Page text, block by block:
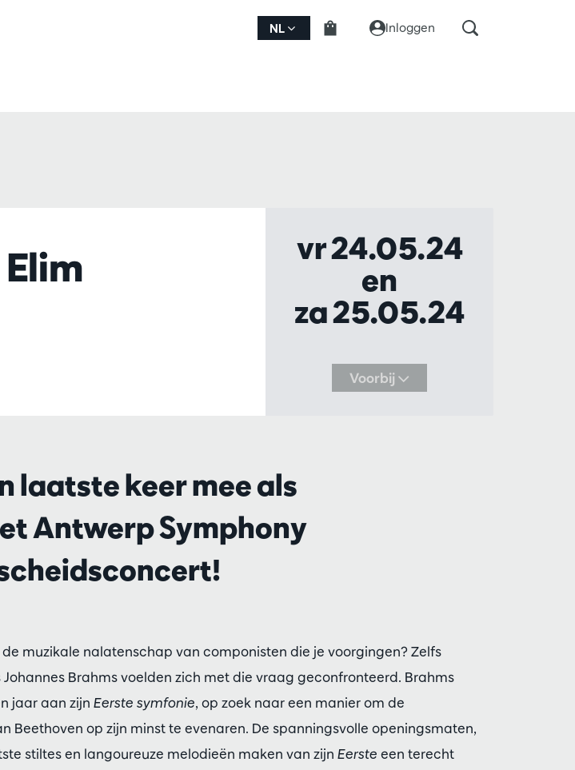
NL Inloggen
vr 24.05.24
en
za 25.05.24
Voorbij
laatste keer mee als
Antwerp Symphony
muzikale nalatenschap van componisten die je voorgingen? Zelfs
Brahms voelden zich met die vraag geconfronteerd. Brahms
jaar aan zijn Eerste symfonie, op zoek naar een manier om de
Beethoven op zijn minst te evenaren. De spanningsvolle openingsmaten,
stiltes en langoureuze melodieën maken van zijn Eerste een terecht